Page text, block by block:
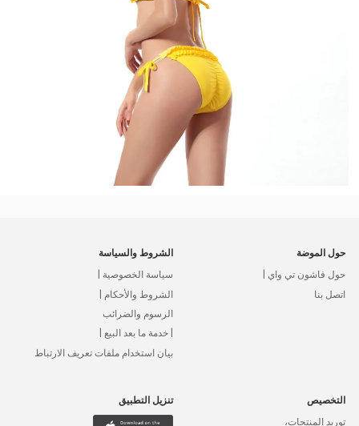
حول الموضة
حول فاشون تي واي |
اتصل بنا
الشروط والسياسة
سياسة الخصوصية |
الشروط والأحكام |
الرسوم والضرائب
| خدمة ما بعد البيع |
بيان استخدام ملفات تعريف الارتباط
التخصيص
توريد المنتجات،
تنزيل التطبيق